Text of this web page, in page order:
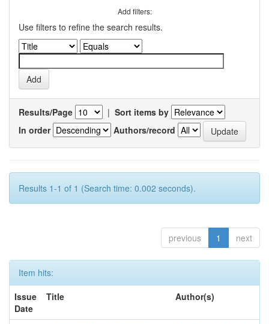
Add filters:
Use filters to refine the search results.
Results/Page | Sort items by
In order
Authors/record
Results 1-1 of 1 (Search time: 0.002 seconds).
previous 1 next
Item hits:
Issue
Date
Title Author(s)